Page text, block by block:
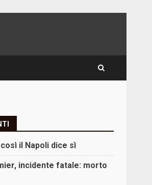
il Napoli dice sì
incidente fatale: morto